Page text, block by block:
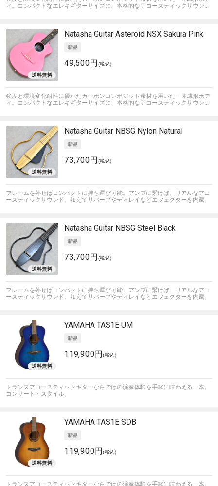
ィ。コンパクトなエレキギターサイズに、本格的なアコースティックサウン...
Natasha Guitar Asteroid NSX Sakura Pink
49,500円 (税込)
強度と環境変化耐性に優れたカーボンコンポジット素材を用いた一体成形ボデ
ィ。コンパクトなエレキギターサイズに、本格的なアコースティックサウン...
Natasha Guitar NBSG Nylon Natural
73,700円 (税込)
フレームを外せばコンパクトに持ち運び可能。アンプに繋げば、リアルなアコ
ースティックサウンド、加えてリバーブやディレイなどエフェクターを内蔵。
Natasha Guitar NBSG Steel Black
73,700円 (税込)
フレームを外せばコンパクトに持ち運び可能。アンプに繋げば、リアルなアコ
ースティックサウンド、加えてリバーブやディレイなどエフェクターを内蔵。
YAMAHA TAS1E UM
119,900円(税込)
トランスアコースティックギターならではの演奏体験を手軽に味わえる一本。
コンサート・スタイル。
YAMAHA TAS1E SDB
119,900円(税込)
トランスアコースティックギターならではの演奏体験を手軽に味わえる一本。